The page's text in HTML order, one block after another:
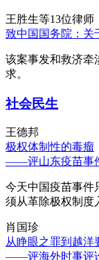
王胜生等13位律师
致中国国务院：关
该案事发和救济牵
求。
社会民生
王德邦
极权体制性的毒瘤
——评山东疫苗事
今天中国疫苗事件
须从革除极权制度
肖国珍
从睁眼之罪到越洋
——评海外时事评